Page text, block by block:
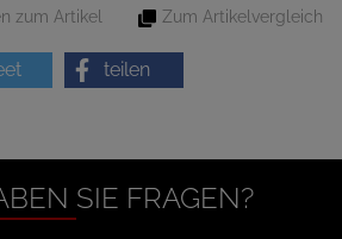
zum Artikel Zum Artikelvergleich
teilen
SIE FRAGEN?